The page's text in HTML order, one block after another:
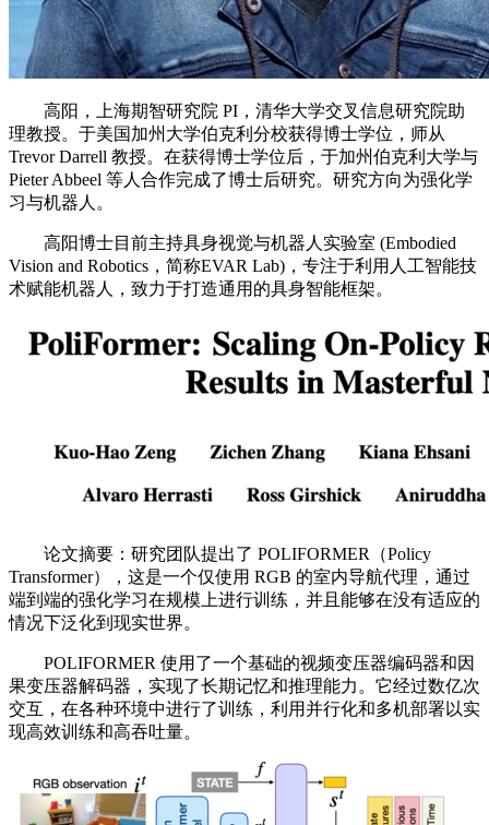
高阳，上海期智研究院 PI，清华大学交叉信息研究院助
理教授。于美国加州大学伯克利分校获得博士学位，师从
Trevor Darrell 教授。在获得博士学位后，于加州伯克利大学与
Pieter Abbeel 等人合作完成了博士后研究。研究方向为强化学
习与机器人。
高阳博士目前主持具身视觉与机器人实验室 (Embodied
Vision and Robotics，简称EVAR Lab)，专注于利用人工智能技
术赋能机器人，致力于打造通用的具身智能框架。
论文摘要：研究团队提出了 POLIFORMER（Policy
Transformer），这是一个仅使用 RGB 的室内导航代理，通过
端到端的强化学习在规模上进行训练，并且能够在没有适应的
情况下泛化到现实世界。
POLIFORMER 使用了一个基础的视频变压器编码器和因
果变压器解码器，实现了长期记忆和推理能力。它经过数亿次
交互，在各种环境中进行了训练，利用并行化和多机部署以实
现高效训练和高吞吐量。